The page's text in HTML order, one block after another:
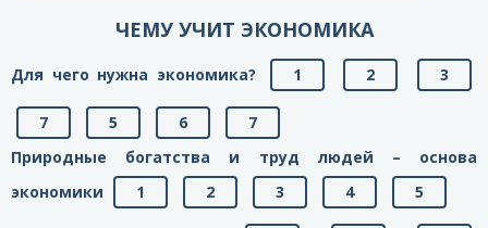
ЧЕМУ УЧИТ ЭКОНОМИКА
Для чего нужна экономика? 1 2 3
7 5 6
7
Природные богатства и труд людей – основа
экономики
1 2 3 4 5